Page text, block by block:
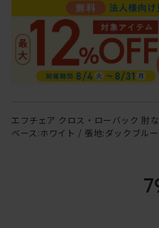
エフチェア クロス・ローバック 肘
ベース:ホワイト / 張地:ダックブル